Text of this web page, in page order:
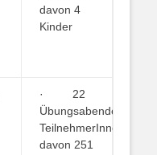
davon 4
Kinder
· 22
Übungsabende·
TeilnehmerInnen,
davon 251